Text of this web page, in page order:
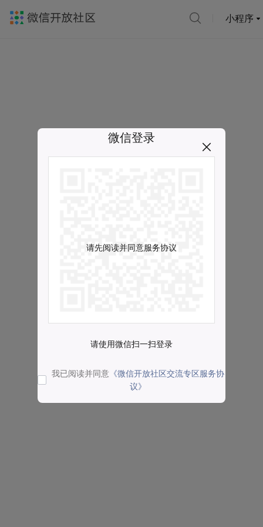
小程序
微信登录
请先阅读并同意服务协议
请使用微信扫一扫登录
我已阅读并同意 《微信开放社区交流专区服务协
议》